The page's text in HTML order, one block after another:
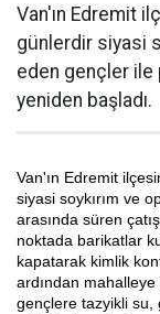
Van'ın Edremit
günlerdir siyasi
eden gençler ile
yeniden başladı.
Van'ın Edremit
siyasi soykırım ve
arasında süren
noktada barikatlar
kapatarak kimlik
ardından mahalleye
gençlere tazyikli su,